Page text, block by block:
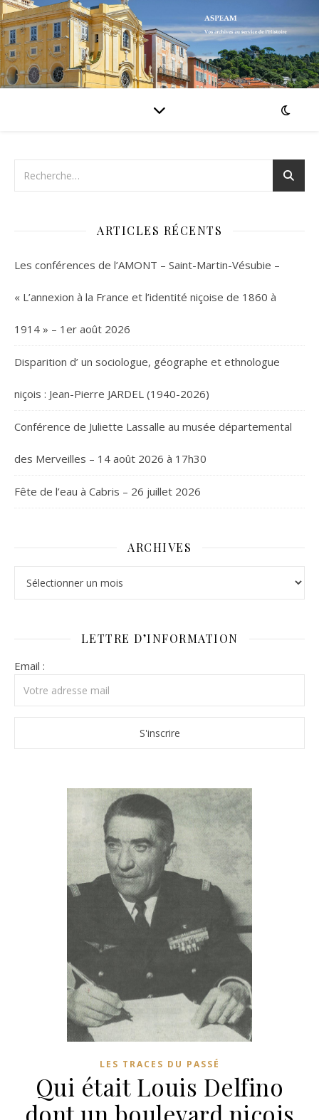
ARTICLES RÉCENTS
Les conférences de l’AMONT – Saint-Martin-Vésubie –
« L’annexion à la France et l’identité niçoise de 1860 à
1914 » – 1er août 2026
Disparition d’ un sociologue, géographe et ethnologue
niçois : Jean-Pierre JARDEL (1940-2026)
Conférence de Juliette Lassalle au musée départemental
des Merveilles – 14 août 2026 à 17h30
Fête de l’eau à Cabris – 26 juillet 2026
ARCHIVES
LETTRE D’INFORMATION
Email :
LES TRACES DU PASSÉ
Qui était Louis Delfino
dont un boulevard niçois